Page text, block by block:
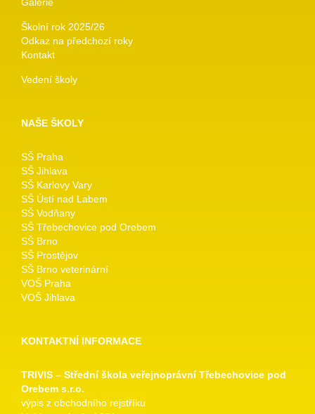
Školní rok 2025/26
Odkaz na předchozí roky
Kontakt
Vedení školy
NAŠE ŠKOLY
SŠ Praha
SŠ Jihlava
SŠ Karlovy Vary
SŠ Ústí nad Labem
SŠ Vodňany
SŠ Třebechovice pod Orebem
SŠ Brno
SŠ Prostějov
SŠ Brno veterinární
VOŠ Praha
VOŠ Jihlava
KONTAKTNÍ INFORMACE
TRIVIS – Střední škola veřejnoprávní Třebechovice pod
Orebem s.r.o.
výpis z obchodního rejstříku